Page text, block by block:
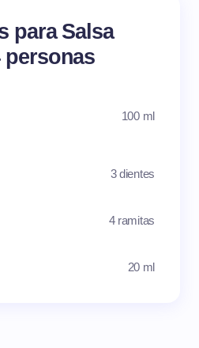
para Salsa
personas
100 ml
3 dientes
4 ramitas
20 ml